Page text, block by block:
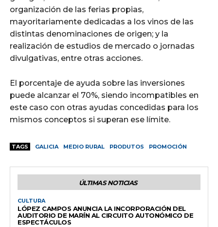
organización de las ferias propias,
mayoritariamente dedicadas a los vinos de las
distintas denominaciones de origen; y la
realización de estudios de mercado o jornadas
divulgativas, entre otras acciones.
El porcentaje de ayuda sobre las inversiones
puede alcanzar el 70%, siendo incompatibles en
este caso con otras ayudas concedidas para los
mismos conceptos si superan ese límite.
TAGS GALICIA MEDIO RURAL PRODUTOS PROMOCIÓN
ÚLTIMAS NOTICIAS
CULTURA
LÓPEZ CAMPOS ANUNCIA LA INCORPORACIÓN DEL
AUDITORIO DE MARÍN AL CIRCUITO AUTONÓMICO DE
ESPECTÁCULOS